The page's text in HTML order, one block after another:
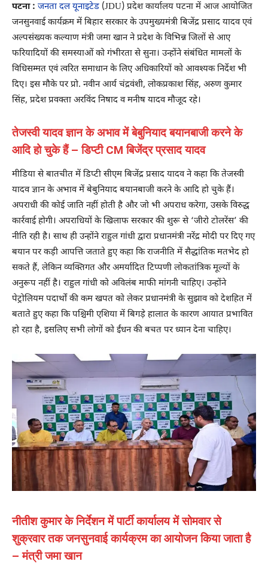
पटना : जनता दल यूनाइटेड (JDU) प्रदेश कार्यालय पटना में आज आयोजित
जनसुनवाई कार्यक्रम में बिहार सरकार के उपमुख्यमंत्री बिजेंद्र प्रसाद यादव एवं
अल्पसंख्यक कल्याण मंत्री जमा खान ने प्रदेश के विभिन्न जिलों से आए
फरियादियों की समस्याओं को गंभीरता से सुना। उन्होंने संबंधित मामलों के
विधिसम्मत एवं त्वरित समाधान के लिए अधिकारियों को आवश्यक निर्देश भी
दिए। इस मौके पर प्रो. नवीन आर्य चंद्रवंशी, लोकप्रकाश सिंह, अरुण कुमार
सिंह, प्रदेश प्रवक्ता अरविंद निषाद व मनीष यादव मौजूद रहे।
तेजस्वी यादव ज्ञान के अभाव में बेबुनियाद बयानबाजी करने के
आदि हो चुके हैं – डिप्टी CM बिजेंद्र प्रसाद यादव
मीडिया से बातचीत में डिप्टी सीएम बिजेंद्र प्रसाद यादव ने कहा कि तेजस्वी
यादव ज्ञान के अभाव में बेबुनियाद बयानबाजी करने के आदि हो चुके हैं।
अपराधी की कोई जाति नहीं होती है और जो भी अपराध करेगा, उसके विरुद्ध
कार्रवाई होगी। अपराधियों के खिलाफ सरकार की शुरू से ‘जीरो टोलरेंस’ की
नीति रही है। साथ ही उन्होंने राहुल गांधी द्वारा प्रधानमंत्री नरेंद्र मोदी पर दिए गए
बयान पर कड़ी आपत्ति जताते हुए कहा कि राजनीति में सैद्धांतिक मतभेद हो
सकते हैं, लेकिन व्यक्तिगत और अमर्यादित टिप्पणी लोकतांत्रिक मूल्यों के
अनुरूप नहीं है। राहुल गांधी को अविलंब माफी मांगनी चाहिए। उन्होंने
पेट्रोलियम पदार्थों की कम खपत को लेकर प्रधानमंत्री के सुझाव को देशहित में
बताते हुए कहा कि पश्चिमी एशिया में बिगड़े हालात के कारण आयात प्रभावित
हो रहा है, इसलिए सभी लोगों को ईंधन की बचत पर ध्यान देना चाहिए।
नीतीश कुमार के निर्देशन में पार्टी कार्यालय में सोमवार से
शुक्रवार तक जनसुनवाई कार्यक्रम का आयोजन किया जाता है
– मंत्री जमा खान